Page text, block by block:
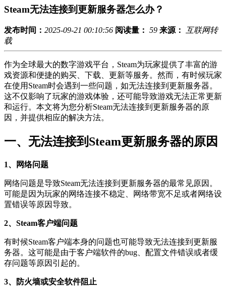
Steam无法连接到更新服务器怎么办？
发布时间： 2025-09-21 00:10:56 阅读量： 59 来源： 互联网转
载
作为全球最大的数字游戏平台，Steam为玩家提供了丰富的游
戏资源和便捷的购买、下载、更新等服务。然而，有时候玩家
在使用Steam时会遇到一些问题，如无法连接到更新服务器。
这不仅影响了玩家的游戏体验，还可能导致游戏无法正常更新
和运行。本文将为您分析Steam无法连接到更新服务器的原
因，并提供相应的解决方法。
一、无法连接到Steam更新服务器的原因
1、网络问题
网络问题是导致Steam无法连接到更新服务器的最常见原因。
可能是因为玩家的网络连接不稳定、网络带宽不足或者网络设
置错误等原因导致。
2、Steam客户端问题
有时候Steam客户端本身的问题也可能导致无法连接到更新服
务器。这可能是由于客户端软件的bug、配置文件错误或者缓
存问题等原因引起的。
3、防火墙或安全软件阻止